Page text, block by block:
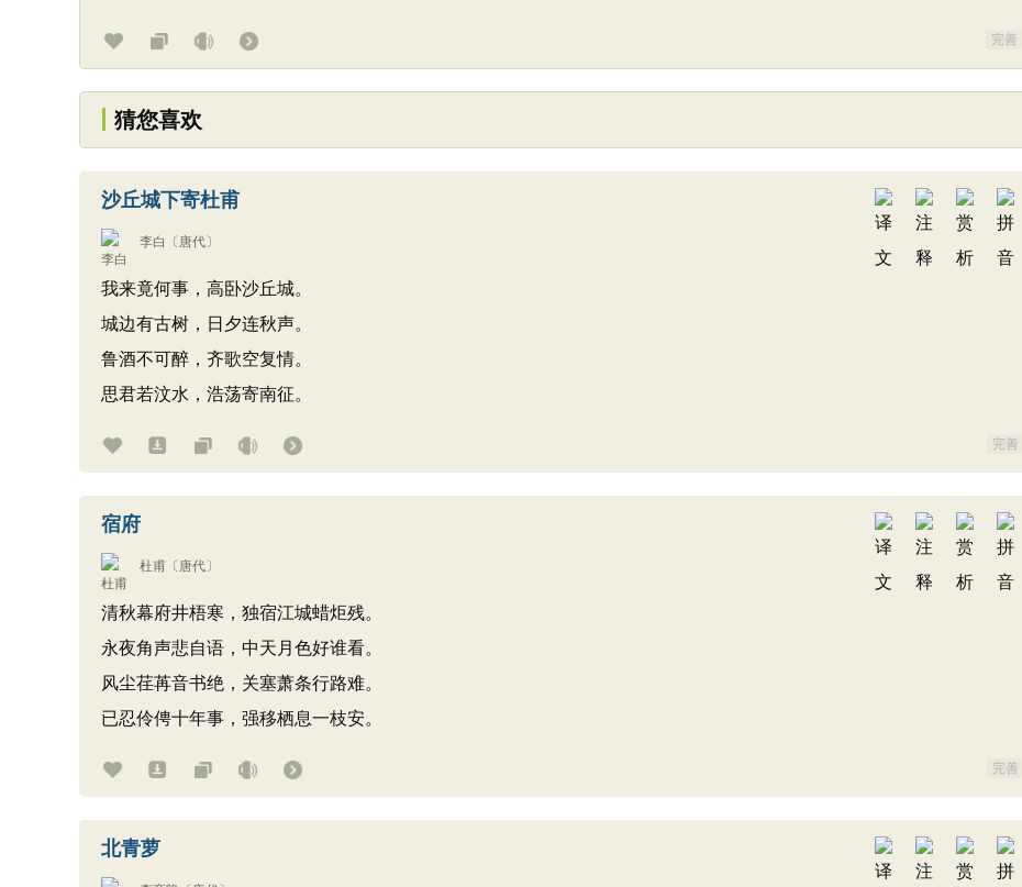
完善
猜您喜欢
沙丘城下寄杜甫
李白 〔唐代〕
我来竟何事，高卧沙丘城。
城边有古树，日夕连秋声。
鲁酒不可醉，齐歌空复情。
思君若汶水，浩荡寄南征。
完善
宿府
杜甫 〔唐代〕
清秋幕府井梧寒，独宿江城蜡炬残。
永夜角声悲自语，中天月色好谁看。
风尘荏苒音书绝，关塞萧条行路难。
已忍伶俜十年事，强移栖息一枝安。
完善
北青萝